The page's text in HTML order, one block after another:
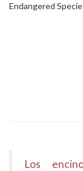
Endangered
Los